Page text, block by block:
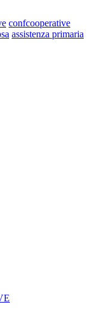
confcooperative
assistenza primaria